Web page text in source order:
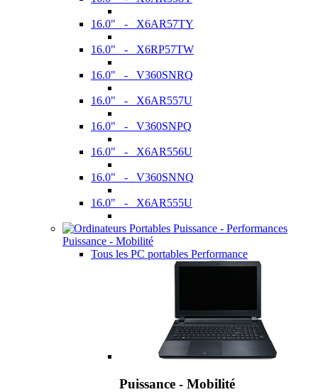
16.0" - X6AR57TY
16.0" - X6RP57TW
16.0" - V360SNRQ
16.0" - X6AR557U
16.0" - V360SNPQ
16.0" - X6AR556U
16.0" - V360SNNQ
16.0" - X6AR555U
Puissance - Mobilité
Tous les PC portables Performance
Puissance - Mobilité